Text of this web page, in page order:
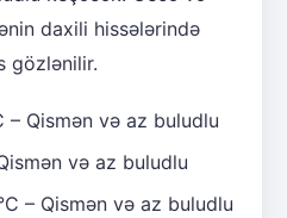
daxili hissələrində
gözlənilir.
– Qismən və az buludlu
və az buludlu
– Qismən və az buludlu